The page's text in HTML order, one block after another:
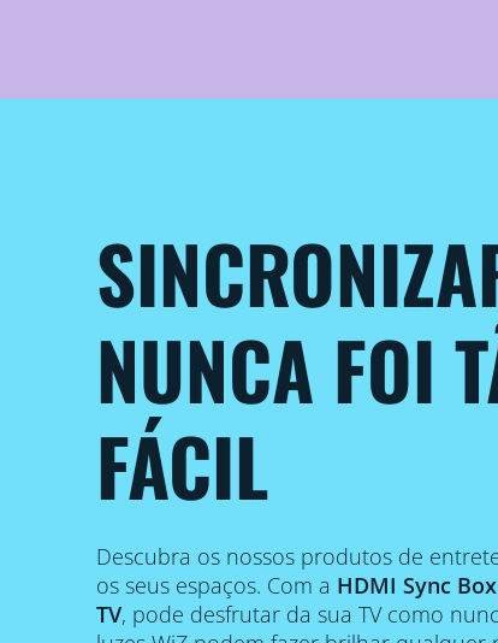
NUNCA FOI
FÁCIL
Descubra os nossos produtos de
os seus espaços. Com a HDMI Sync
TV, pode desfrutar da sua TV como